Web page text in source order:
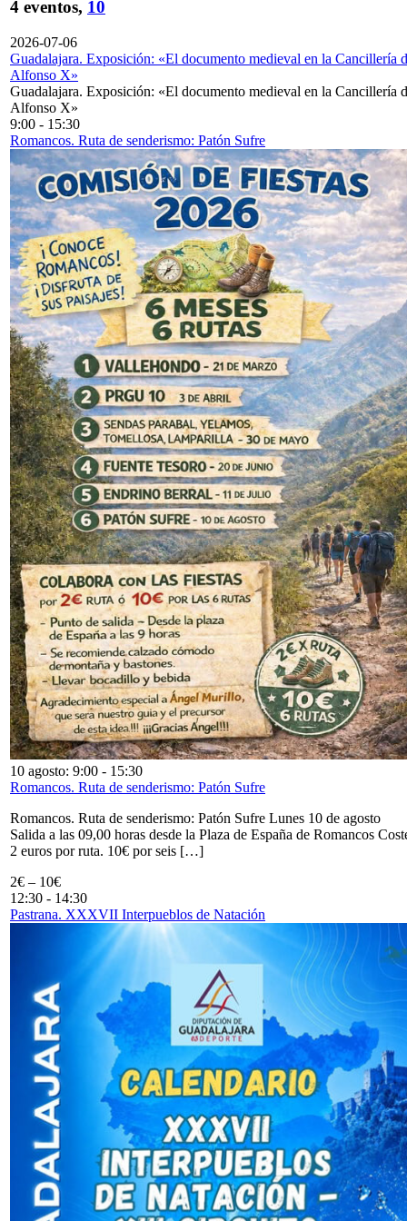
4 eventos, 10
2026-07-06
Guadalajara. Exposición: «El documento medieval en la Cancillería
Alfonso X»
Guadalajara. Exposición: «El documento medieval en la Cancillería
Alfonso X»
9:00 - 15:30
Romancos. Ruta de senderismo: Patón Sufre
10 agosto: 9:00 - 15:30
Romancos. Ruta de senderismo: Patón Sufre
Romancos. Ruta de senderismo: Patón Sufre Lunes 10 de agosto
Salida a las 09,00 horas desde la Plaza de España de Romancos
2 euros por ruta. 10€ por seis […]
2€ – 10€
12:30 - 14:30
Pastrana. XXXVII Interpueblos de Natación